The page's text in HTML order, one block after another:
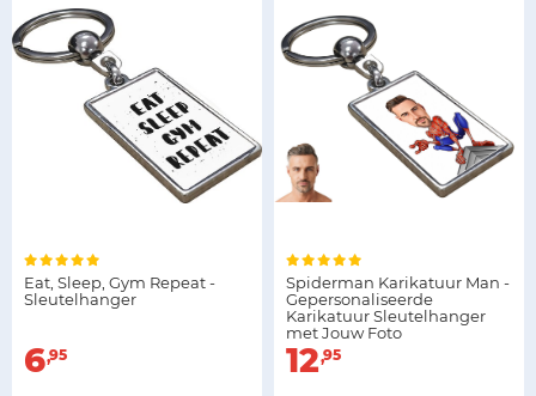
Eat, Sleep, Gym Repeat -
Sleutelhanger
6 95
Spiderman Karikatuur Man -
Gepersonaliseerde
Karikatuur Sleutelhanger
met Jouw Foto
12 95